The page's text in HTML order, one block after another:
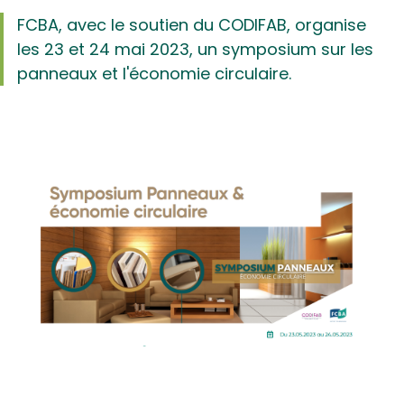
FCBA, avec le soutien du CODIFAB, organise
les 23 et 24 mai 2023, un symposium sur les
panneaux et l'économie circulaire.